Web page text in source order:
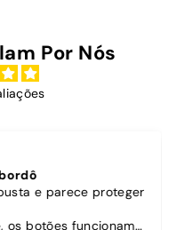
Por Nós
e parece proteger
botões funcionam